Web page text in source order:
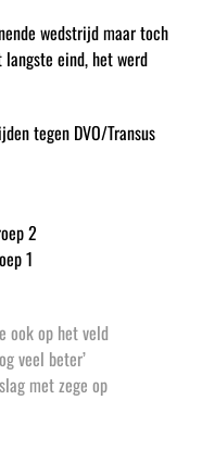
wedstrijd maar toch
eind, het werd
tegen DVO/Transus
2
1
ook op het veld
veel beter’
met zege op